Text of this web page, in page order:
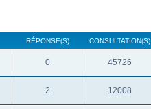
RÉPONSE(S) CONSULTATION(S)
0 45726
2 12008